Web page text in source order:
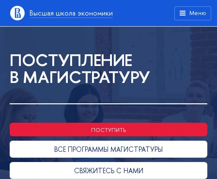
ысшая школа экономики Меню
ПОСТУПЛЕНИЕ
МАГИСТРАТУРУ
ПОСТУПИТЬ
СЕ ПРОГРАММЫ МАГИСТРАТУРЫ
СВЯЖИТЕСЬ С НАМИ